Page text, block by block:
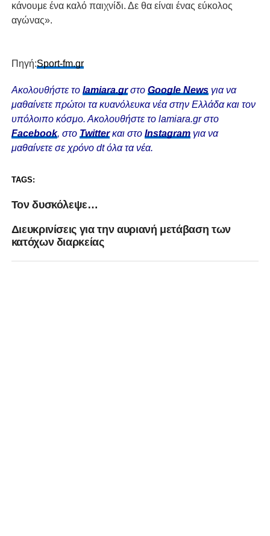
κάνουμε ένα καλό παιχνίδι. Δε θα είναι ένας εύκολος
αγώνας».
Πηγή:Sport-fm.gr
Ακολουθήστε το lamiara.grστο Google Newsγια να
μαθαίνετε πρώτοι τα κυανόλευκα νέα στην Ελλάδα και τον
υπόλοιπο κόσμο. Ακολουθήστε το lamiara.gr στο
Facebook, στο Twitterκαι στο Instagram για να
μαθαίνετε σε χρόνο dt όλα τα νέα.
TAGS:
Τον δυσκόλεψε…
Διευκρινίσεις για την αυριανή μετάβαση των
κατόχων διαρκείας